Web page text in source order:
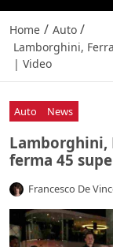
Home / Auto /
Lamborghini,
| Video
Auto News
Lamborghini,
ferma 45
Francesco De